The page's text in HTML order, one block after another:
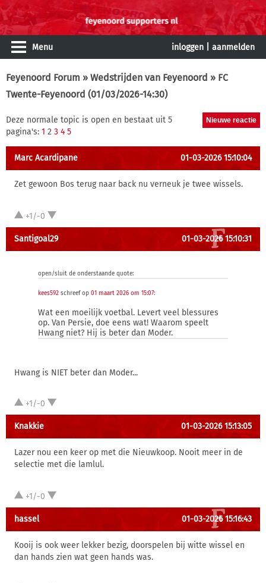
Menu inloggen aanmelden
Feyenoord Forum » Wedstrijden van Feyenoord » FC
Twente-Feyenoord (01/03/2026-14:30)
Deze normale topic is open en bestaat uit 5
pagina's: 1 2 3 4 5
Marc Acardipane 01-03-2026 15:10:04
Zet gewoon Bos terug naar back nu verneuk je twee wissels.
+1/-0
Santigoal29 01-03-2026 15:10:31
open/sluit de onderstaande quote:
kees592 schreef op 01 maart 2026 om 15:07:
Wat een moeilijk voetbal. Levert veel blessures
op. Van Persie, doe eens wat! Waarom speelt
Hwang niet? Hij is beter dan Moder.
Hwang is NIET beter dan Moder...
+1/-0
Knakkie 01-03-2026 15:13:05
Lazer nou een keer op met die Nieuwkoop. Nooit meer in de
selectie met die lamlul.
+1/-0
hassel 01-03-2026 15:16:43
Kooij is ook weer lekker bezig, doorspelen bij witte wissel en
dan hands zien wat geen hands was.